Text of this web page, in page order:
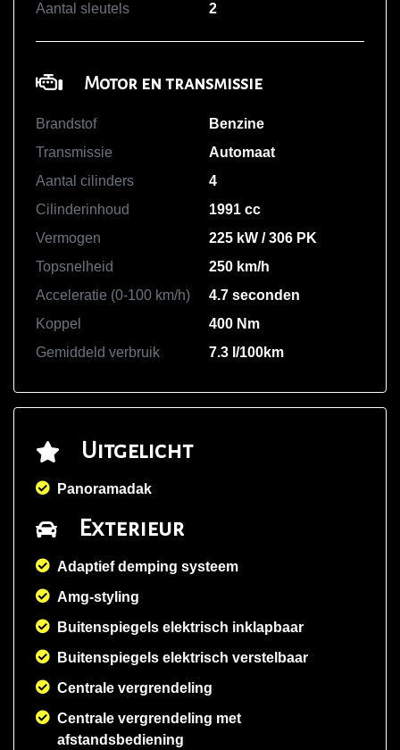
Aantal sleutels
2
Motor en transmissie
Brandstof
Benzine
Transmissie
Automaat
Aantal cilinders
4
Cilinderinhoud
1991 cc
Vermogen
225 kW / 306 PK
Topsnelheid
250 km/h
Acceleratie (0-100 km/h)
4.7 seconden
Koppel
400 Nm
Gemiddeld verbruik
7.3 l/100km
Uitgelicht
Panoramadak
Exterieur
Adaptief demping systeem
Amg-styling
Buitenspiegels elektrisch inklapbaar
Buitenspiegels elektrisch verstelbaar
Centrale vergrendeling
Centrale vergrendeling met
afstandsbediening